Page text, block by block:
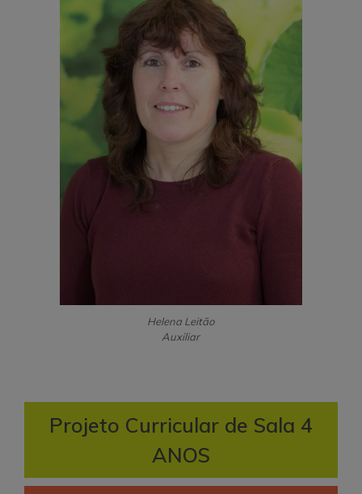
Helena Leitão
Auxiliar
Projeto Curricular de Sala 4
ANOS